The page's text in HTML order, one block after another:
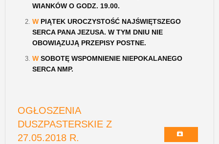
WIANKÓW O GODZ. 19.00.
W PIĄTEK UROCZYSTOŚĆ NAJŚWIĘTSZEGO
SERCA PANA JEZUSA. W TYM DNIU NIE
OBOWIĄZUJĄ PRZEPISY POSTNE.
W SOBOTĘ WSPOMNIENIE NIEPOKALANEGO
SERCA NMP.
OGŁOSZENIA
DUSZPASTERSKIE Z
27.05.2018 R.